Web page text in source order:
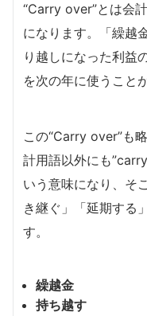
“Carry over”とは会
になります。「繰越
り越しになった利益
を次の年に使うこと
この“Carry over”も
計用語以外にも
いう意味になり、そ
き継ぐ」「延期する
す。
繰越金
持ち越す